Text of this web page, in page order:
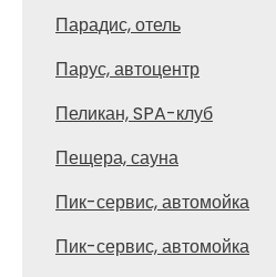
Парадис, отель
Парус, автоцентр
Пеликан, SPA-клуб
Пещера, сауна
Пик-сервис, автомойка
Пик-сервис, автомойка